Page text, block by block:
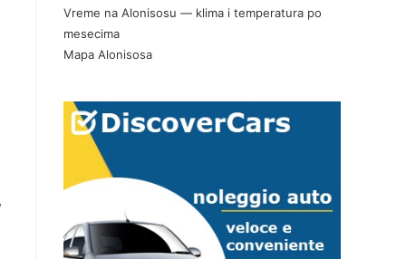
Vreme na Alonisosu — klima i temperatura po
mesecima
Mapa Alonisosa